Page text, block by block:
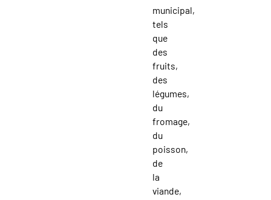
municipal,
tels
que
des
fruits,
des
légumes,
du
fromage,
du
poisson,
de
la
viande,